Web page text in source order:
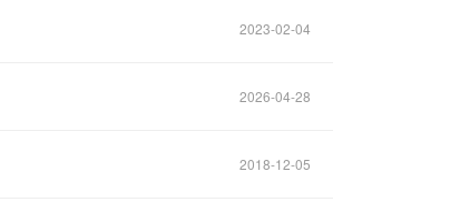
2023-02-04
2026-04-28
2018-12-05